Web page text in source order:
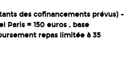
des cofinancements prévus) -
Paris = 150 euros , base
repas limitée à 35